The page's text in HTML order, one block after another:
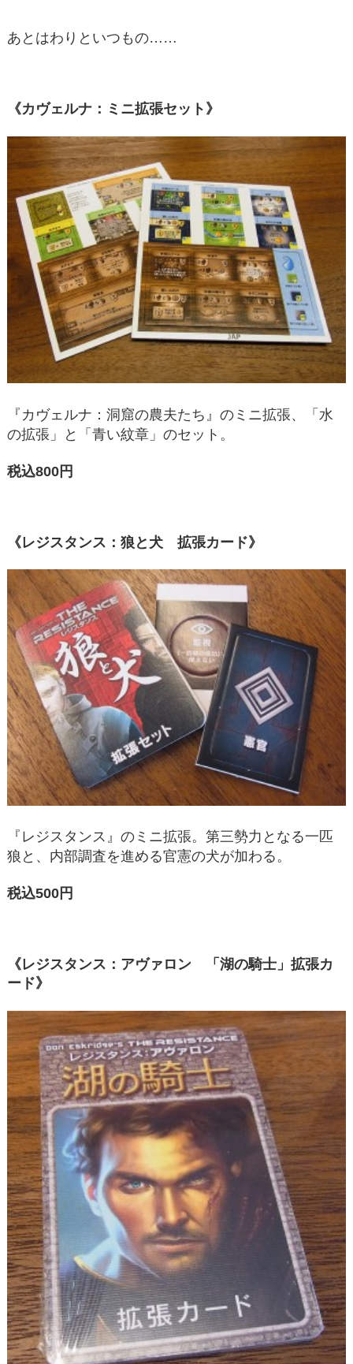
あとはわりといつもの……
《カヴェルナ：ミニ拡張セット》
『カヴェルナ：洞窟の農夫たち』のミニ拡張、「水
の拡張」と「青い紋章」のセット。
税込800円
《レジスタンス：狼と犬 拡張カード》
『レジスタンス』のミニ拡張。第三勢力となる一匹
狼と、内部調査を進める官憲の犬が加わる。
税込500円
《レジスタンス：アヴァロン 「湖の騎士」拡張カ
ード》